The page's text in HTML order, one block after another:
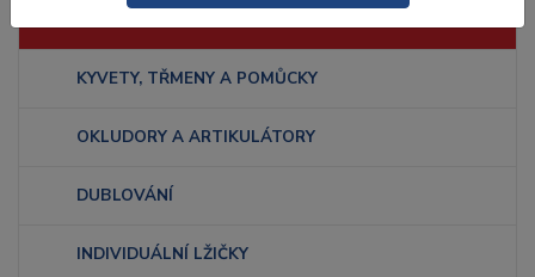
KYVETY, TŘMENY A POMŮCKY
OKLUDORY A ARTIKULÁTORY
DUBLOVÁNÍ
INDIVIDUÁLNÍ LŽIČKY